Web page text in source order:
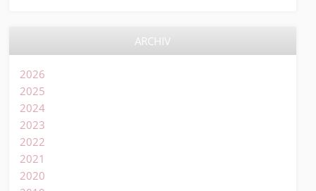
ARCHIV
2026
2025
2024
2023
2022
2021
2020